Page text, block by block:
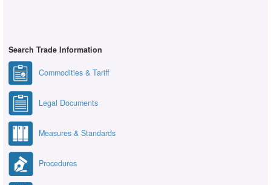
Search Trade Information
Commodities & Tariff
Legal Documents
Measures & Standards
Procedures